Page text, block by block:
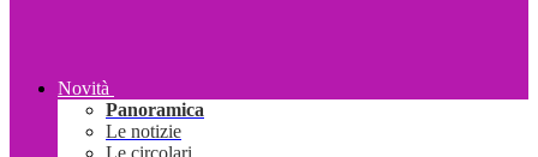
Novità
Panoramica
Le notizie